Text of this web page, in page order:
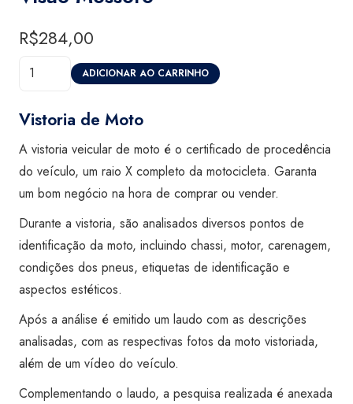
R$284,00
Combo
de
e
Laudo
de
Transferência)
-
Super
Visão
Mossoró
quantidade
ADICIONAR AO CARRINHO
Vistoria de Moto
A vistoria veicular de moto é o certificado de procedência
do veículo, um raio X completo da motocicleta. Garanta
um bom negócio na hora de comprar ou vender.
Durante a vistoria, são analisados diversos pontos de
identificação da moto, incluindo chassi, motor, carenagem,
condições dos pneus, etiquetas de identificação e
aspectos estéticos.
Após a análise é emitido um laudo com as descrições
analisadas, com as respectivas fotos da moto vistoriada,
além de um vídeo do veículo.
Complementando o laudo, a pesquisa realizada é anexada